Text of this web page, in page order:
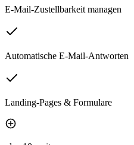
E-Mail-Zustellbarkeit managen
Automatische E-Mail-Antworten
Landing-Pages & Formulare